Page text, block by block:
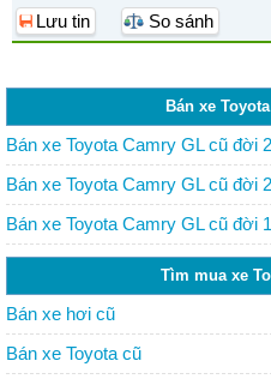
Lưu tin So sánh
Bán xe
Bán xe Toyota Camry GL cũ đời
Bán xe Toyota Camry GL cũ đời
Bán xe Toyota Camry GL cũ đời
Tìm mua xe
Bán xe hơi cũ
Bán xe Toyota cũ